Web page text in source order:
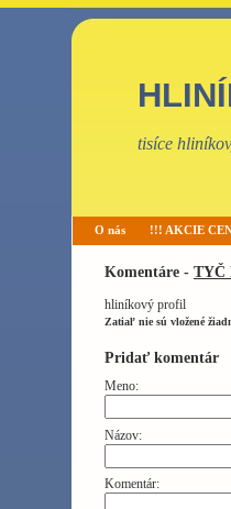
tisíce
O nás !!! AKCIE
Komentáre - TYČ
hliníkový profil
Zatiaľ nie sú vložené
Pridať komentár
Meno:
Názov:
Komentár: